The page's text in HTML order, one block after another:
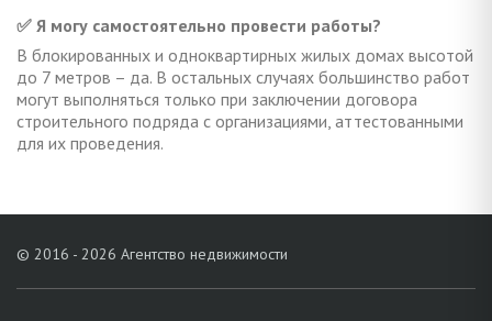
✅ Я могу самостоятельно провести работы?
В блокированных и одноквартирных жилых домах высотой
до 7 метров – да. В остальных случаях большинство работ
могут выполняться только при заключении договора
строительного подряда с организациями, аттестованными
для их проведения.
© 2016 - 2026 Агентство недвижимости